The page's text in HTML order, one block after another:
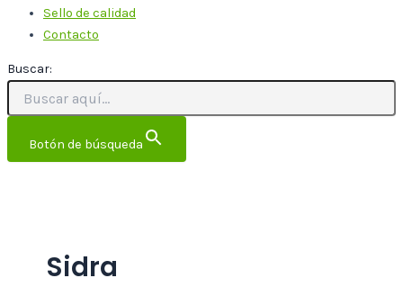
Sello de calidad
Contacto
Buscar:
Botón de búsqueda
Sidra